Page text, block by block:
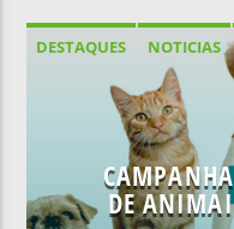
DESTAQUES NOTICIAS
DE